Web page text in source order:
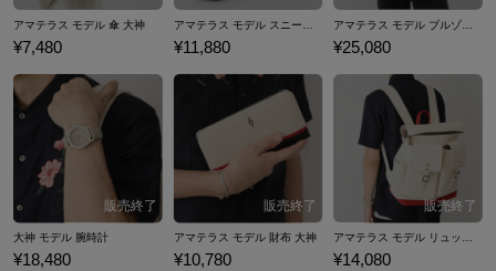
アマテラス モデル 傘 大神
¥7,480 ¥11,880 ¥25,080
大神 モデル 腕時計
¥18,480
アマテラス モデル 財布 大神
¥10,780
アマテラス モデル リュック 大神
¥14,080